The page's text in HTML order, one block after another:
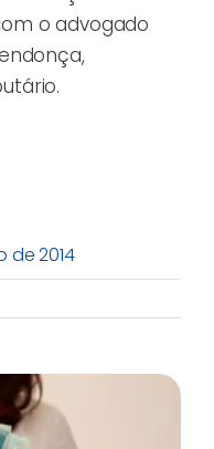
o advogado
de 2014